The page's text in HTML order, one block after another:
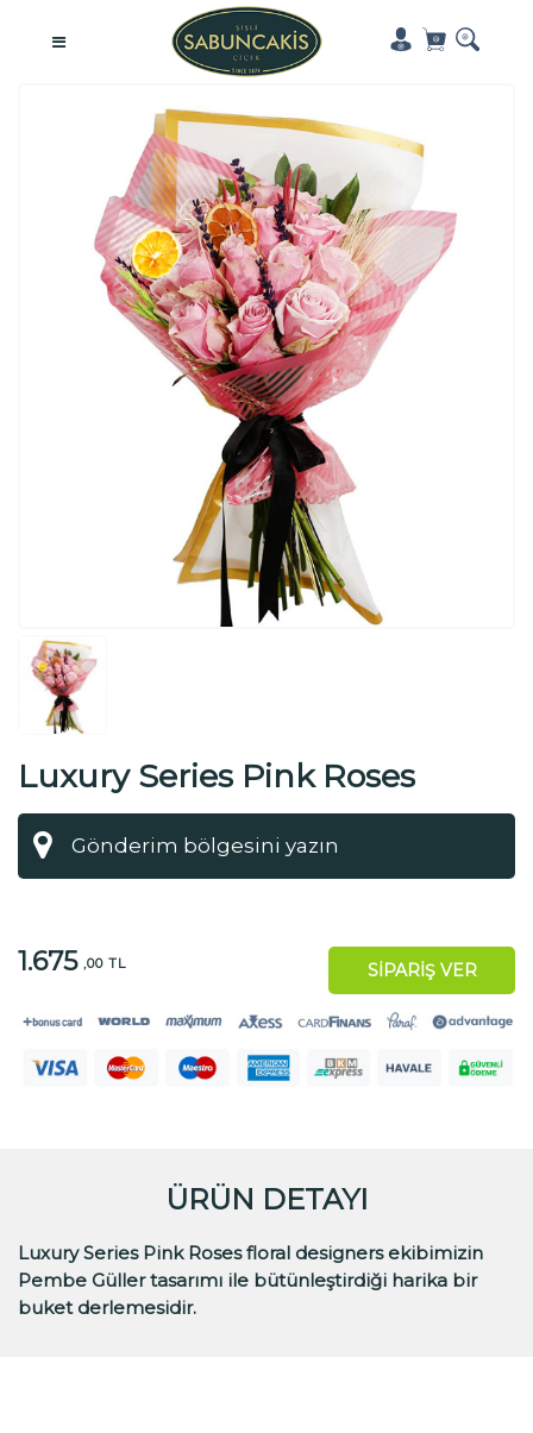
Luxury Series Pink Roses
1.675 ,00 TL SİPARİŞ VER
ÜRÜN DETAYI
Luxury Series Pink Roses floral designers ekibimizin
Pembe Güller tasarımı ile bütünleştirdiği harika bir
buket derlemesidir.